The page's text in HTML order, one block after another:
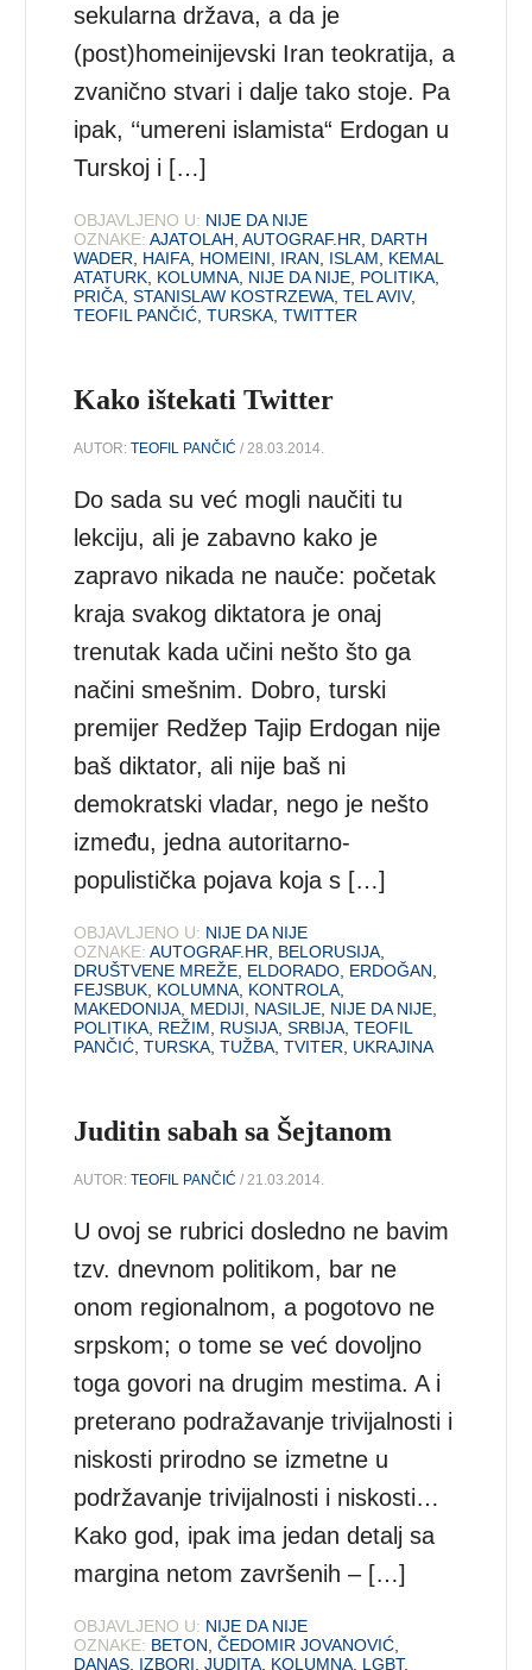
sekularna država, a da je
(post)homeinijevski Iran teokratija, a
zvanično stvari i dalje tako stoje. Pa
ipak, ‘‘umereni islamista“ Erdogan u
Turskoj i […]
OBJAVLJENO U: NIJE DA NIJE
OZNAKE: AJATOLAH ,AUTOGRAF.HR
DARTH
WADER
HAIFA HOMEINI IRAN ISLAM
KEMAL
ATATURK KOLUMNA NIJE DA NIJE POLITIKA
PRIČA ,STANISLAW KOSTRZEWA ,TEL AVIV,
TEOFIL PANČIĆ ,TURSKA ,TWITTER
Kako ištekati Twitter
AUTOR:TEOFIL PANČIĆ / 28.03.2014.
Do sada su već mogli naučiti tu
lekciju, ali je zabavno kako je
zapravo nikada ne nauče: početak
kraja svakog diktatora je onaj
trenutak kada učini nešto što ga
načini smešnim. Dobro, turski
premijer Redžep Tajip Erdogan nije
baš diktator, ali nije baš ni
demokratski vladar, nego je nešto
između, jedna autoritarno-
populistička pojava koja s […]
OBJAVLJENO U: NIJE DA NIJE
OZNAKE: AUTOGRAF.HR BELORUSIJA
DRUŠTVENE MREŽE ELDORADO ERDOĞAN
FEJSBUK KOLUMNA KONTROLA
MAKEDONIJA MEDIJI NASILJE NIJE DA NIJE
POLITIKA REŽIM RUSIJA ,SRBIJA ,TEOFIL
PANČIĆ ,TURSKA ,TUŽBA ,TVITER UKRAJINA
Juditin sabah sa Šejtanom
AUTOR:TEOFIL PANČIĆ / 21.03.2014.
U ovoj se rubrici dosledno ne bavim
tzv. dnevnom politikom, bar ne
onom regionalnom, a pogotovo ne
srpskom; o tome se već dovoljno
toga govori na drugim mestima. A i
preterano podražavanje trivijalnosti i
niskosti prirodno se izmetne u
podržavanje trivijalnosti i niskosti…
Kako god, ipak ima jedan detalj sa
margina netom završenih – […]
OBJAVLJENO U: NIJE DA NIJE
OZNAKE: BETON ,ČEDOMIR JOVANOVIĆ
DANAS IZBORI ,JUDITA KOLUMNA LGBT,